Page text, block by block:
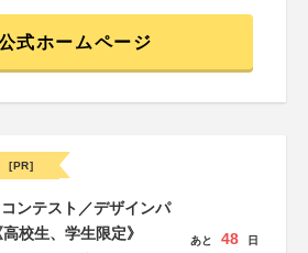
式ホームページ
[PR]
ンテスト／デザインパ
校生、学生限定》
あと 48 日